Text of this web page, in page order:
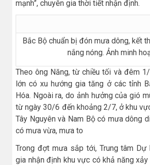
mạnh”, chuyên gia thời tiết nhận định.
Bắc Bộ chuẩn bị đón mưa dông, kết
nắng nóng. Ảnh minh
Theo ông Năng, từ chiều tối và đêm
lớn có xu hướng gia tăng ở các tỉnh
Hóa. Ngoài ra, do ảnh hưởng của gió
từ ngày 30/6 đến khoảng 2/7, ở khu
Tây Nguyên và Nam Bộ có mưa dông
có mưa vừa, mưa to
Trong đợt mưa sắp tới, Trung tâm Dự
gia nhận định khu vực có khả năng